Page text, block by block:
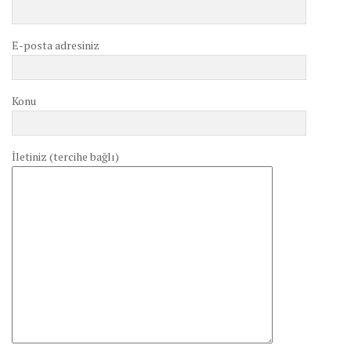
E-posta adresiniz
Konu
İletiniz (tercihe bağlı)